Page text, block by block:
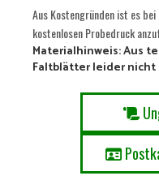
Aus Kostengründen ist es
kostenlosen Probedruck
Materialhinweis: Aus
Faltblätter leider nicht